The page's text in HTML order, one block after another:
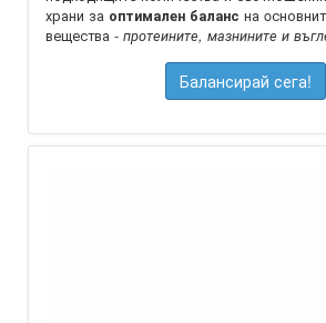
храни за оптимален баланс на
вещества - протеините, мазнините и
Балансирай сега!